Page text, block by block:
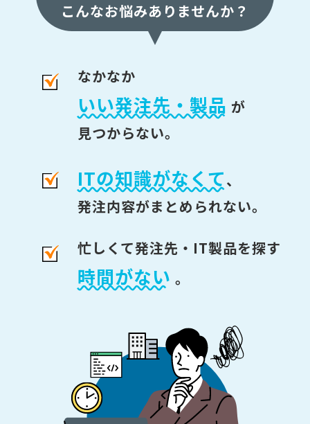
こんなお悩みありませんか？
なかなか
いい発注先・製品 が
見つからない。
ITの知識がなくて、
発注内容がまとめられない。
忙しくて発注先・IT製品を探す
時間がない 。